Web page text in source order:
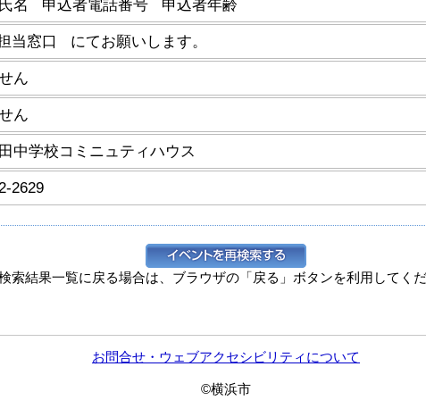
名 申込者電話番号 申込者年齢
当窓口 にてお願いします。
ん
ん
中学校コミニュティハウス
2629
索結果一覧に戻る場合は、ブラウザの「戻る」ボタンを利用してくだ
お問合せ・ウェブアクセシビリティについて
©横浜市